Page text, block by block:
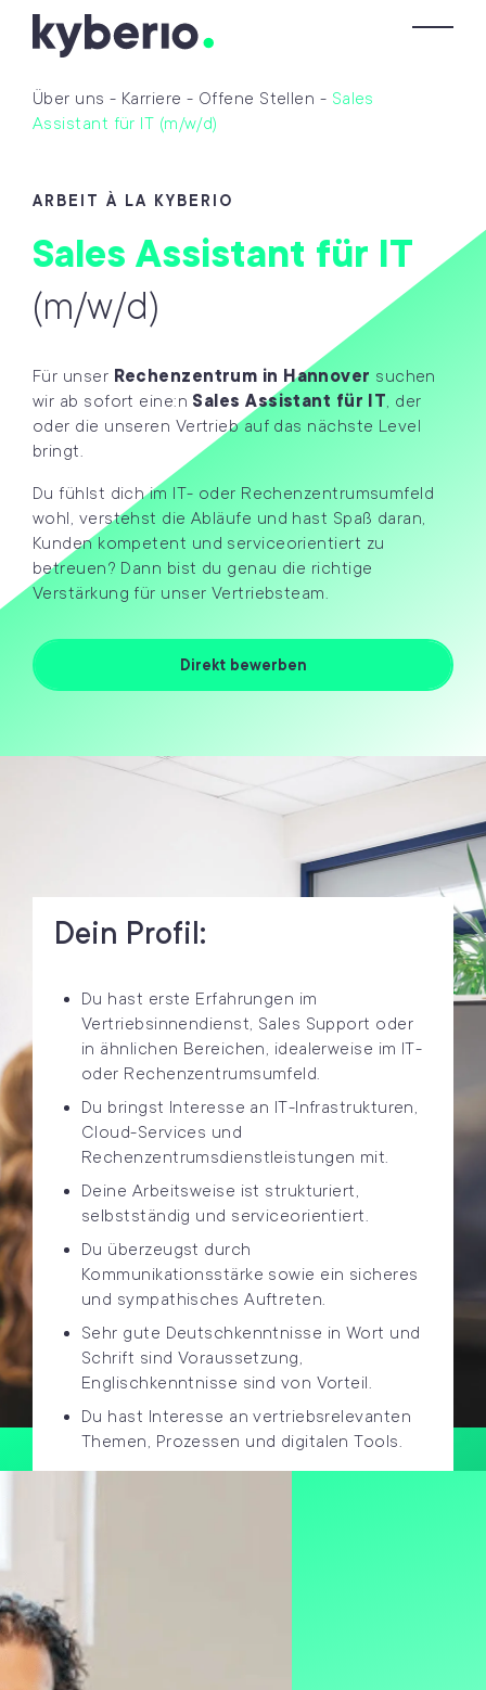
Skip zum Inhalt
Über uns - Karriere - Offene Stellen - Sales
Assistant für IT (m/w/d)
ARBEIT À LA KYBERIO
Sales Assistant für IT
(m/w/d)​
Für unser Rechenzentrum in Hannover suchen
wir ab sofort eine:n Sales Assistant für IT, der
oder die unseren Vertrieb auf das nächste Level
bringt.
Du fühlst dich im IT- oder Rechenzentrumsumfeld
wohl, verstehst dieAbläufe und hast Spaß daran,
Kunden kompetent und serviceorientiert zu
betreuen? Dann bist du genau die richtige
Verstärkung für unser Vertriebsteam.
Direkt bewerben
Dein Profil:
Du hast erste Erfahrungen im
Vertriebsinnendienst, Sales Support oder
in ähnlichen Bereichen, idealerweise im IT-
oder Rechenzentrumsumfeld.
Du bringst Interesse an IT-Infrastrukturen,
Cloud-Services und
Rechenzentrumsdienstleistungen mit.
Deine Arbeitsweise ist strukturiert,
selbstständig und serviceorientiert.
Du überzeugst durch
Kommunikationsstärke sowie ein sicheres
und sympathisches Auftreten.
Sehr gute Deutschkenntnisse in Wort und
Schrift sind Voraussetzung,
Englischkenntnisse sind von Vorteil.
Du hast Interesse an vertriebsrelevanten
Themen, Prozessen und digitalen Tools.